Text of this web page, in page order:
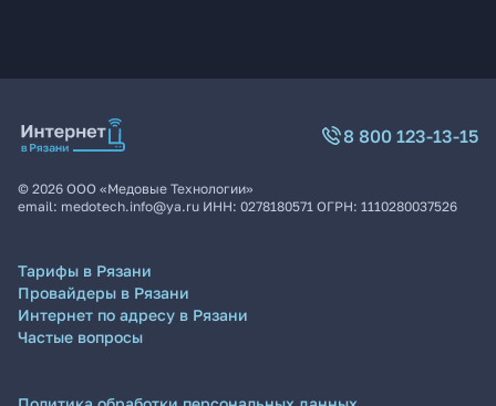
8 800 123-13-15
© 2026 ООО «Медовые Технологии»
email: medotech.info@ya.ru ИНН: 0278180571 ОГРН: 1110280037526
Тарифы в Рязани
Провайдеры в Рязани
Интернет по адресу в Рязани
Частые вопросы